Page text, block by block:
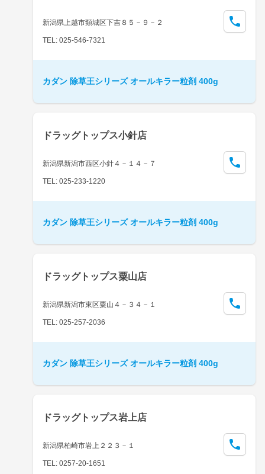
新潟県上越市頸城区下吉８５－９－２
TEL: 025-546-7321
カダン 除草王シリーズ オールキラー粒剤 400g
ドラッグトップス小針店
新潟県新潟市西区小針４－１４－７
TEL: 025-233-1220
カダン 除草王シリーズ オールキラー粒剤 400g
ドラッグトップス粟山店
新潟県新潟市東区粟山４－３４－１
TEL: 025-257-2036
カダン 除草王シリーズ オールキラー粒剤 400g
ドラッグトップス岩上店
新潟県柏崎市岩上２２３－１
TEL: 0257-20-1651